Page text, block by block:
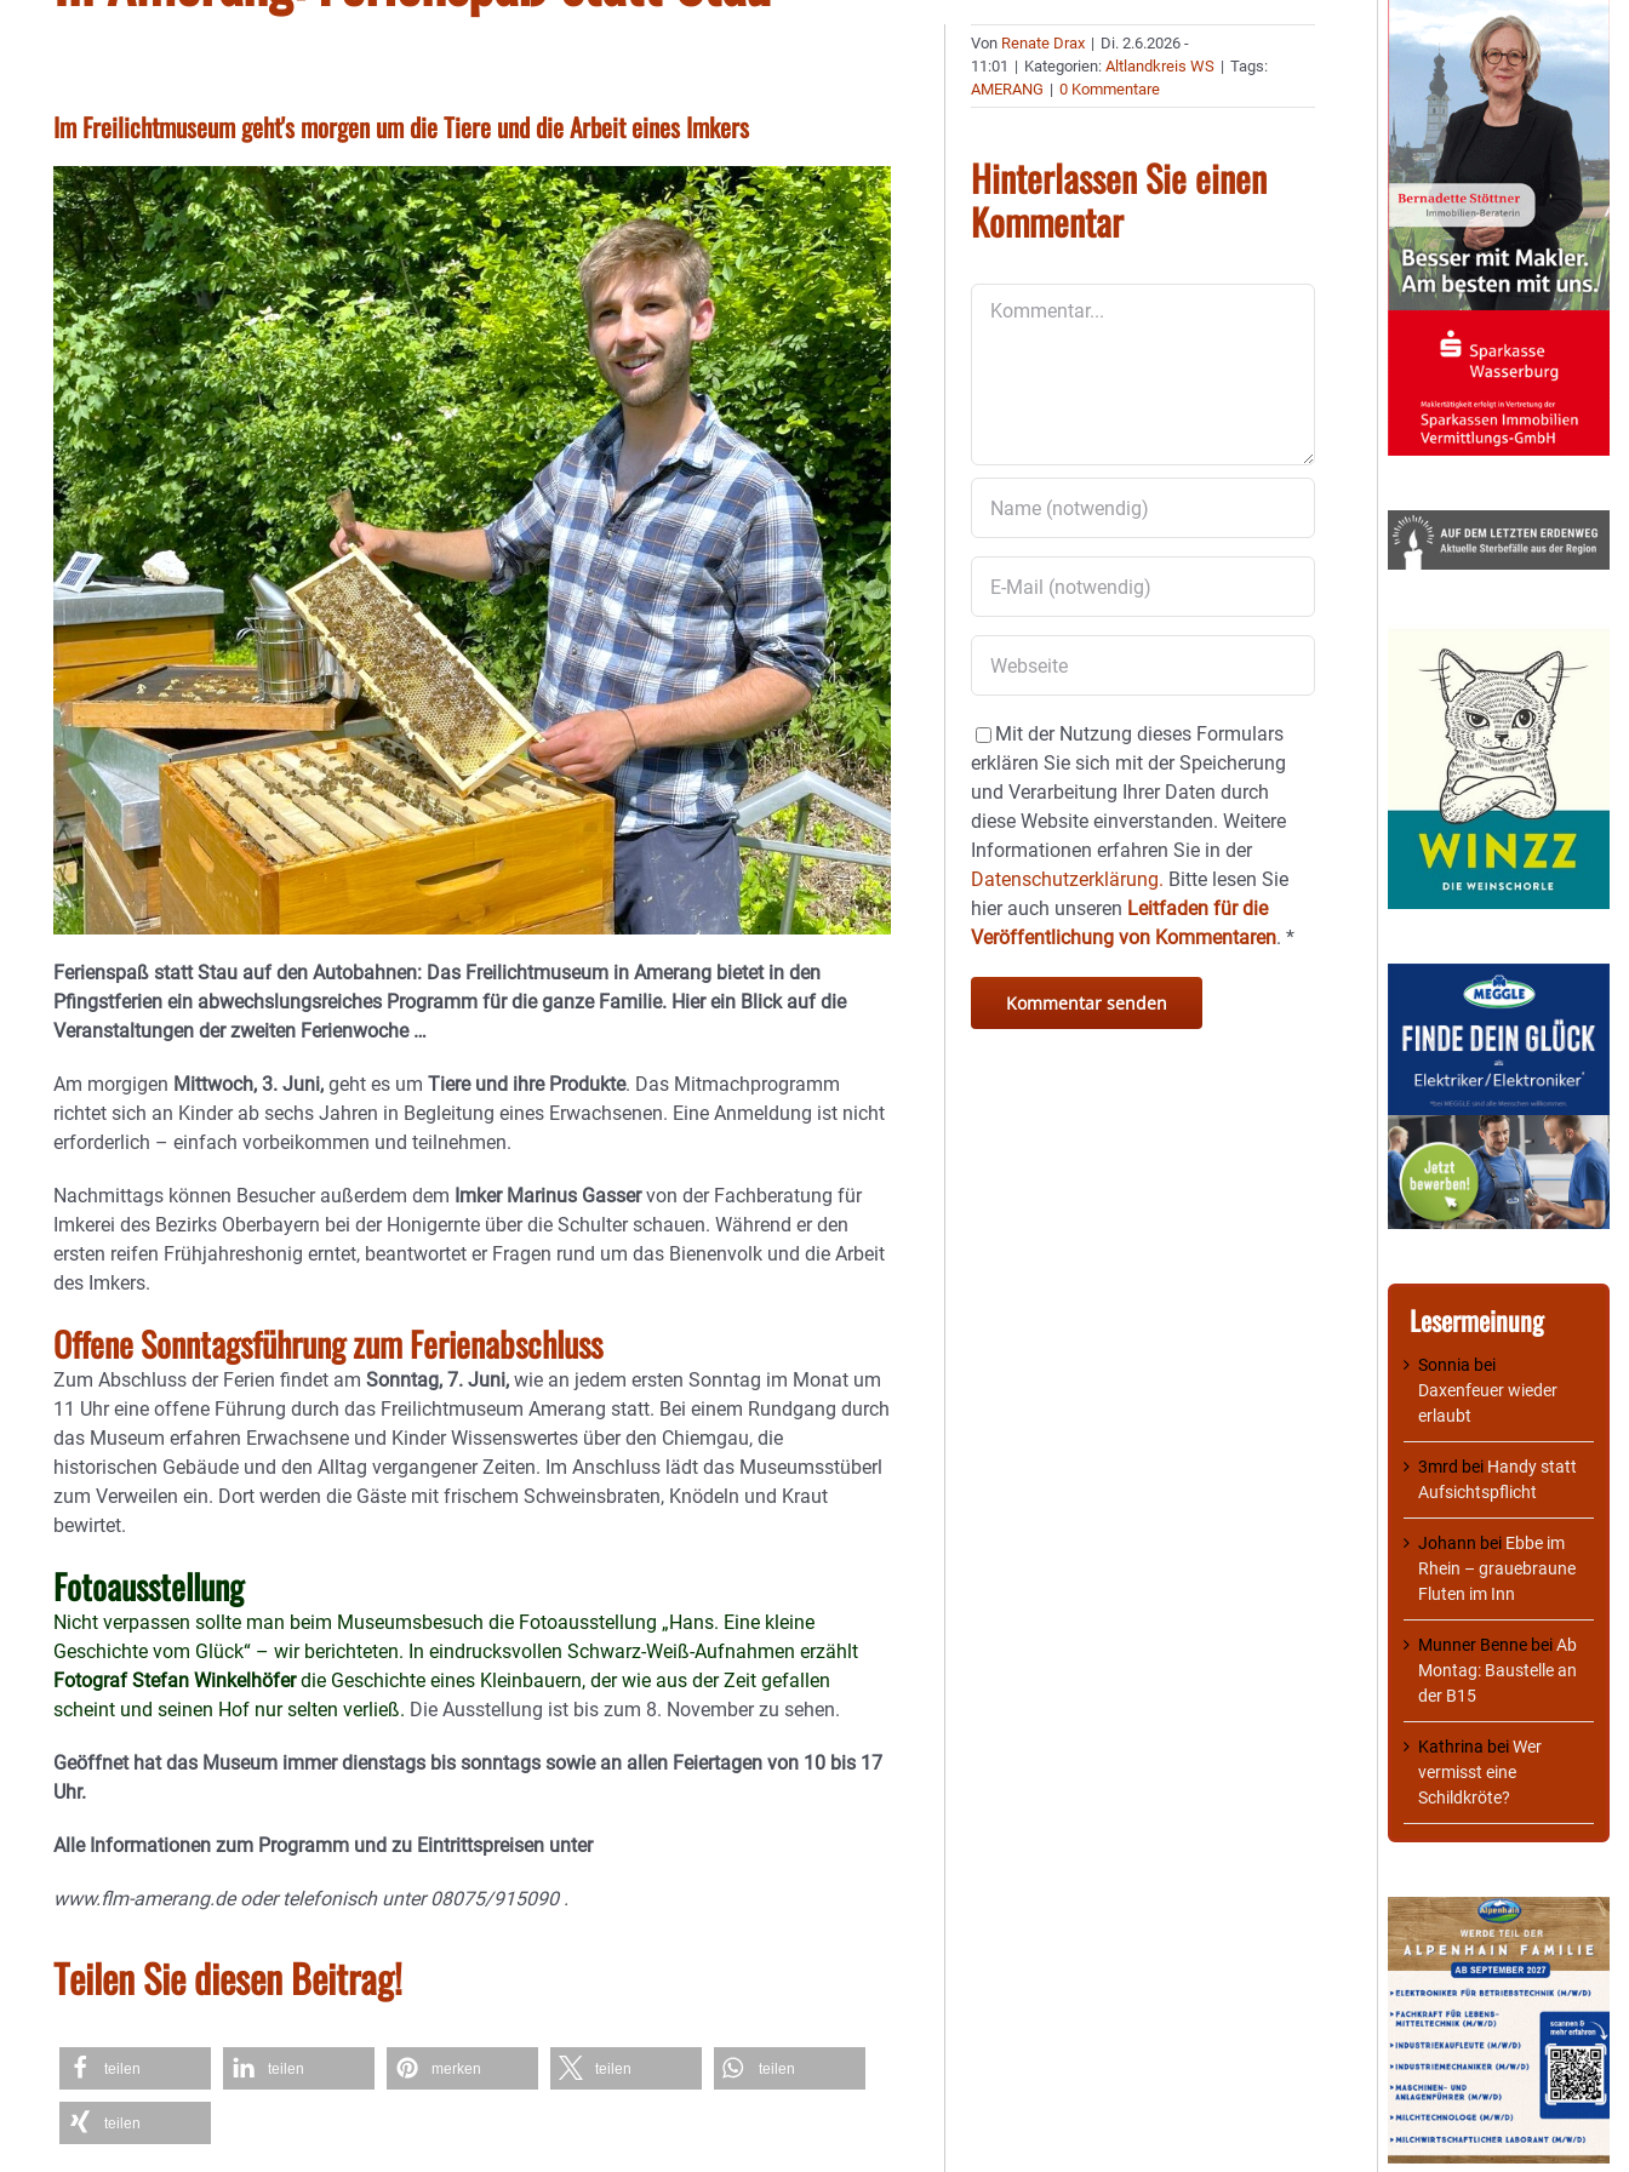
Im Freilichtmuseum geht's morgen um die Tiere und die Arbeit eines Imkers
Ferienspaß statt Stau auf den Autobahnen: Das Freilichtmuseum in Amerang bietet in den
Pfingstferien ein abwechslungsreiches Programm für die ganze Familie. Hier ein Blick auf die
Veranstaltungen der zweiten Ferienwoche …
Am morgigen Mittwoch, 3. Juni, geht es um Tiere und ihre Produkte. Das Mitmachprogramm
richtet sich an Kinder ab sechs Jahren in Begleitung eines Erwachsenen. Eine Anmeldung ist nicht
erforderlich – einfach vorbeikommen und teilnehmen.
Nachmittags können Besucher außerdem dem Imker Marinus Gasservon der Fachberatung für
Imkerei des Bezirks Oberbayern bei der Honigernte über die Schulter schauen. Während er den
ersten reifen Frühjahreshonig erntet, beantwortet er Fragen rund um das Bienenvolk und die Arbeit
des Imkers.
Offene Sonntagsführung zum Ferienabschluss
Zum Abschluss der Ferien findet am Sonntag, 7. Juni, wie an jedem ersten Sonntag im Monat um
11 Uhr eine offene Führung durch das Freilichtmuseum Amerang statt. Bei einem Rundgang durch
das Museum erfahren Erwachsene und Kinder Wissenswertes über den Chiemgau, die
historischen Gebäude und den Alltag vergangener Zeiten. Im Anschluss lädt das Museumsstüberl
zum Verweilen ein. Dort werden die Gäste mit frischem Schweinsbraten, Knödeln und Kraut
bewirtet.
Fotoausstellung
Nicht verpassen sollte man beim Museumsbesuch die Fotoausstellung „Hans. Eine kleine
Geschichte vom Glück“ – wir berichteten. In eindrucksvollen Schwarz-Weiß-Aufnahmen erzählt
Fotograf Stefan Winkelhöferdie Geschichte eines Kleinbauern, der wie aus der Zeit gefallen
scheint und seinen Hof nur selten verließ. Die Ausstellung ist bis zum 8. November zu sehen.
Geöffnet hat das Museum immer dienstags bis sonntags sowie an allen Feiertagen von 10 bis 17
Uhr.
Alle Informationen zum Programm und zu Eintrittspreisen unter
www.flm-amerang.de oder telefonisch unter 08075/915090 .
Teilen Sie diesen Beitrag!
teilen teilen merken teilen teilen
teilen
Von Renate Drax | Di. 2.6.2026 -
11:01 | Kategorien:Altlandkreis WS | Tags:
AMERANG | 0 Kommentare
Hinterlassen Sie einen
Kommentar
Mit der Nutzung dieses Formulars
erklären Sie sich mit der Speicherung
und Verarbeitung Ihrer Daten durch
diese Website einverstanden. Weitere
Informationen erfahren Sie in der
Datenschutzerklärung. Bitte lesen Sie
hier auch unseren Leitfaden für die
Veröffentlichung von Kommentaren.*
Lesermeinung
Sonnia bei
Daxenfeuer wieder
erlaubt
3mrd bei Handy statt
Aufsichtspflicht
Johann bei Ebbe im
Rhein – grauebraune
Fluten im Inn
Munner Benne beiAb
Montag: Baustelle an
der B15
Kathrina beiWer
vermisst eine
Schildkröte?